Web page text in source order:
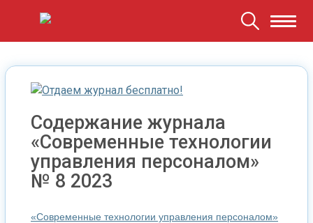
Содержание журнала
«Современные технологии
управления персоналом»
№ 8 2023
«Современные технологии управления персоналом»